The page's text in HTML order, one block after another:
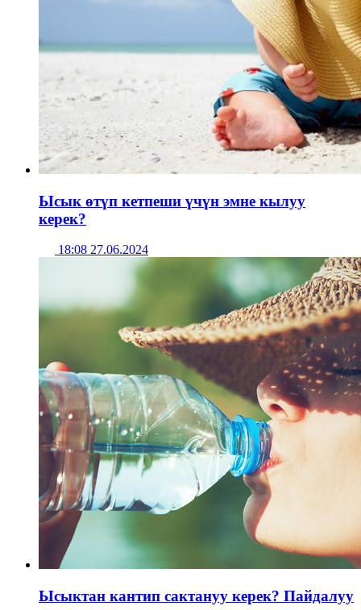
Ысык өтүп кетпеши үчүн эмне кылуу
керек?
18:08 27.06.2024
Ысыктан кантип сактануу керек? Пайдалуу